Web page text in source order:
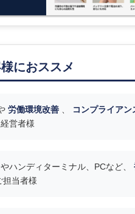
におススメ
労働環境改善 、 コンプライアン
営者様
ハンディターミナル、PCなど、
担当者様